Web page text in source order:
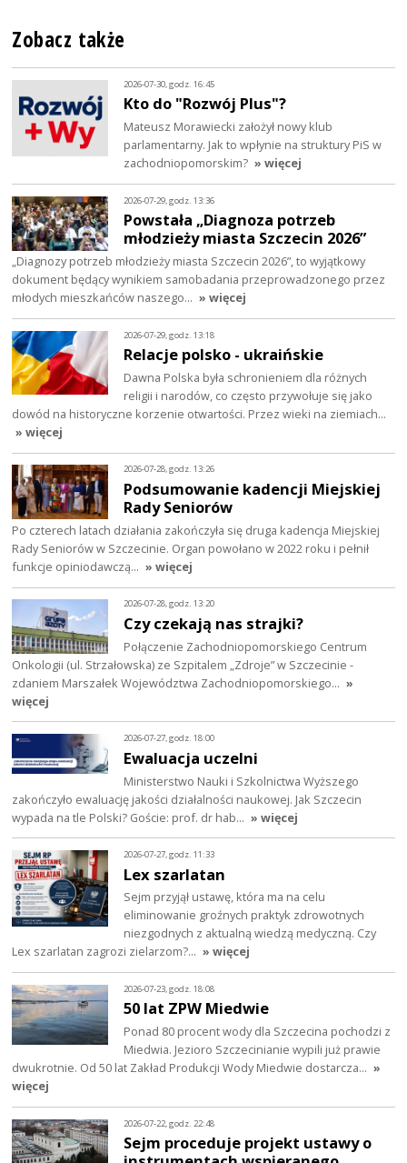
Zobacz także
2026-07-30, godz. 16:45
Kto do "Rozwój Plus"?
Mateusz Morawiecki założył nowy klub
parlamentarny. Jak to wpłynie na struktury PiS w
zachodniopomorskim? » więcej
2026-07-29, godz. 13:36
Powstała „Diagnoza potrzeb
młodzieży miasta Szczecin 2026”
„Diagnozy potrzeb młodzieży miasta Szczecin 2026”, to wyjątkowy
dokument będący wynikiem samobadania przeprowadzonego przez
młodych mieszkańców naszego… » więcej
2026-07-29, godz. 13:18
Relacje polsko - ukraińskie
Dawna Polska była schronieniem dla różnych
religii i narodów, co często przywołuje się jako
dowód na historyczne korzenie otwartości. Przez wieki na ziemiach…
» więcej
2026-07-28, godz. 13:26
Podsumowanie kadencji Miejskiej
Rady Seniorów
Po czterech latach działania zakończyła się druga kadencja Miejskiej
Rady Seniorów w Szczecinie. Organ powołano w 2022 roku i pełnił
funkcje opiniodawczą… » więcej
2026-07-28, godz. 13:20
Czy czekają nas strajki?
Połączenie Zachodniopomorskiego Centrum
Onkologii (ul. Strzałowska) ze Szpitalem „Zdroje” w Szczecinie -
zdaniem Marszałek Województwa Zachodniopomorskiego… »
więcej
2026-07-27, godz. 18:00
Ewaluacja uczelni
Ministerstwo Nauki i Szkolnictwa Wyższego
zakończyło ewaluację jakości działalności naukowej. Jak Szczecin
wypada na tle Polski? Goście: prof. dr hab… » więcej
2026-07-27, godz. 11:33
Lex szarlatan
Sejm przyjął ustawę, która ma na celu
eliminowanie groźnych praktyk zdrowotnych
niezgodnych z aktualną wiedzą medyczną. Czy
Lex szarlatan zagrozi zielarzom?… » więcej
2026-07-23, godz. 18:08
50 lat ZPW Miedwie
Ponad 80 procent wody dla Szczecina pochodzi z
Miedwia. Jezioro Szczecinianie wypili już prawie
dwukrotnie. Od 50 lat Zakład Produkcji Wody Miedwie dostarcza… »
więcej
2026-07-22, godz. 22:48
Sejm proceduje projekt ustawy o